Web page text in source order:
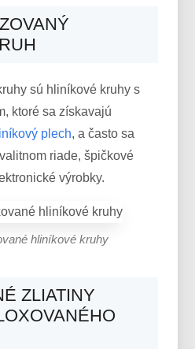
sú hliníkové kruhy s
ktoré sa získavajú
plech, a často sa
riade, špičkové
výrobky.
hliníkové kruhy
ZLIATINY